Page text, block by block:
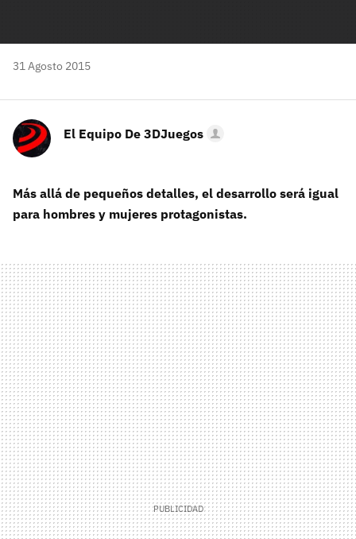
31 Agosto 2015
El Equipo De 3DJuegos
Más allá de pequeños detalles, el desarrollo será igual
para hombres y mujeres protagonistas.